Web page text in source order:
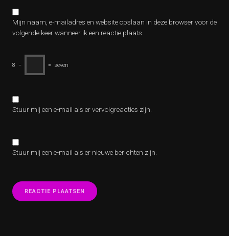
Mijn naam, e-mailadres en website opslaan in deze browser voor de
volgende keer wanneer ik een reactie plaats.
8 − = seven
Stuur mij een e-mail als er vervolgreacties zijn.
Stuur mij een e-mail als er nieuwe berichten zijn.